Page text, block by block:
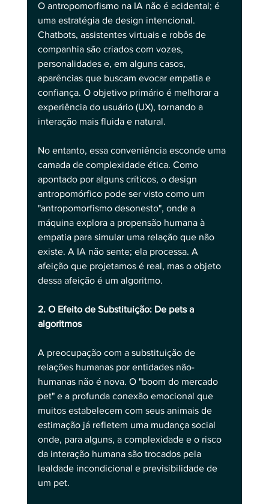
O antropomorfismo na IA não é acidental; é
uma estratégia de design intencional.
Chatbots, assistentes virtuais e robôs de
companhia são criados com vozes,
personalidades e, em alguns casos,
aparências que buscam evocar empatia e
confiança. O objetivo primário é melhorar a
experiência do usuário (UX), tornando a
interação mais fluida e natural.
No entanto, essa conveniência esconde uma
camada de complexidade ética. Como
apontado por alguns críticos, o design
antropomórfico pode ser visto como um
"antropomorfismo desonesto", onde a
máquina explora a propensão humana à
empatia para simular uma relação que não
existe. A IA não sente; ela processa. A
afeição que projetamos é real, mas o objeto
dessa afeição é um algoritmo.
2. O Efeito de Substituição: De pets a
algoritmos
A preocupação com a substituição de
relações humanas por entidades não-
humanas não é nova. O "boom do mercado
pet" e a profunda conexão emocional que
muitos estabelecem com seus animais de
estimação já refletem uma mudança social
onde, para alguns, a complexidade e o risco
da interação humana são trocados pela
lealdade incondicional e previsibilidade de
um pet.